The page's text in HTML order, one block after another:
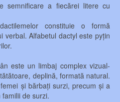
semnificare a fiecărei litere cu
constituie o formă
verbal. Alfabetul dactyl este pyțin
este un limbaj complex vizual-
deplină, formată natural.
și bărbați surzi, precum și a
de surzi.